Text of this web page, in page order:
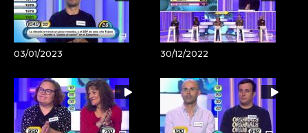
03/01/2023 30/12/2022